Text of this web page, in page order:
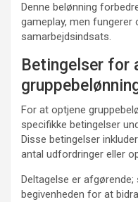
Denne belønning
gameplay, men
samarbejdsindsats.
Betingelser for
For at optjene
specifikke betingelser
Disse betingelser
antal udfordringer eller
Deltagelse er
begivenheden for at